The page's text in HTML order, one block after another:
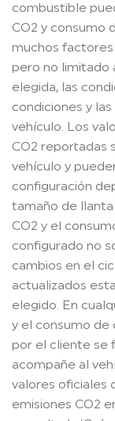
combustible
CO2 y consumo
muchos
pero no limitado
elegida, las
condiciones y
vehículo. Los
CO2 reportadas
vehículo y
configuración
tamaño de
CO2 y el
configurado no
cambios en el
actualizados
elegido. En
y el consumo de
por el cliente se
acompañe al
valores oficiales
emisiones CO2